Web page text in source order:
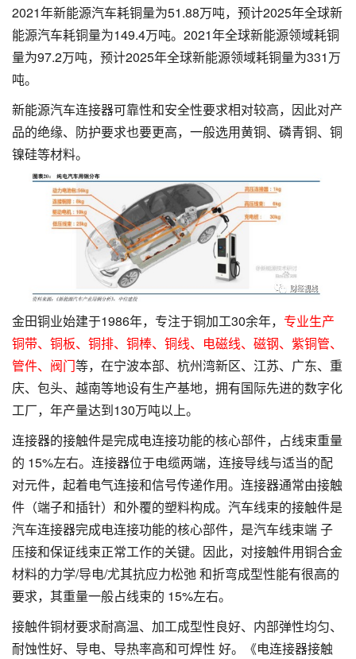
2021年新能源汽车耗铜量为51.88万吨，预计2025年全球新
能源汽车耗铜量为149.4万吨。2021年全球新能源领域耗铜
量为97.2万吨，预计2025年全球新能源领域耗铜量为331万
吨。
新能源汽车连接器可靠性和安全性要求相对较高，因此对产
品的绝缘、防护要求也要更高，一般选用黄铜、磷青铜、铜
镍硅等材料。
金田铜业始建于1986年，专注于铜加工30余年， 专业生产
铜带、铜板、铜排、铜棒、铜线、 电磁线、磁钢、紫铜管、
管件、阀门等，在宁波本部、杭州湾新区、江苏、广东、重
庆、包头、越南等地设有生产基地，拥有国际先进的数字化
工厂，年产量达到130万吨以上。
连接器的接触件是完成电连接功能的核心部件，占线束重量
的 15%左右。连接器位于电缆两端，连接导线与适当的配
对元件，起着电气连接和信号传递作用。连接器通常由接触
件（端子和插针）和外覆的塑料构成。汽车线束的接触件是
汽车连接器完成电连接功能的核心部件，是汽车线束端 子
压接和保证线束正常工作的关键。因此，对接触件用铜合金
材料的力学/导电/尤其抗应力松弛 和折弯成型性能有很高的
要求，其重量一般占线束的 15%左右。
接触件铜材要求耐高温、加工成型性良好、内部弹性均匀、
耐蚀性好、导电、导热率高和可焊性 好。《电连接器接触